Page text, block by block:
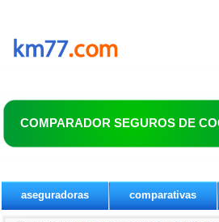
COMPARADOR SEGUROS DE
aseguradoras comparativas